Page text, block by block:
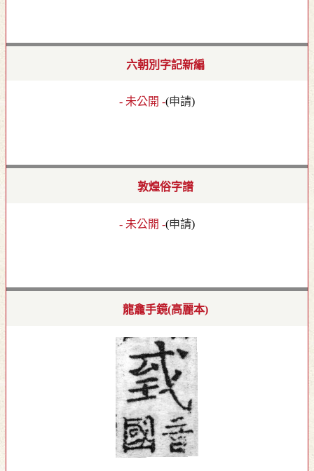
六朝別字記新編
- 未公開 -(申請)
敦煌俗字譜
- 未公開 -(申請)
龍龕手鏡(高麗本)